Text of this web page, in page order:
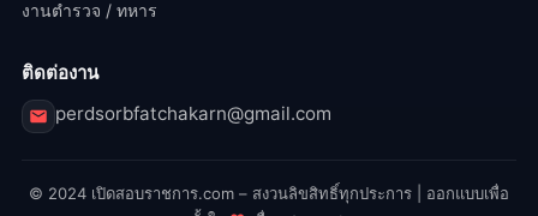
งานตำรวจ / ทหาร
ติดต่องาน
perdsorbfatchakarn@gmail.com
© 2024 เปิดสอบราชการ.com – สงวนลิขสิทธิ์ทุกประการ | ออกแบบเพื่อ